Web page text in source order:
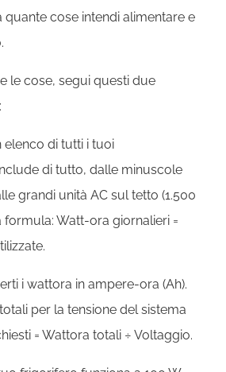
quante cose intendi alimentare e
le cose, segui questi due
elenco di tutti i tuoi
di tutto, dalle minuscole
grandi unità AC sul tetto (1.500
formula: Watt-ora giornalieri =
i wattora in ampere-ora (Ah).
per la tensione del sistema
= Wattora totali ÷ Voltaggio.